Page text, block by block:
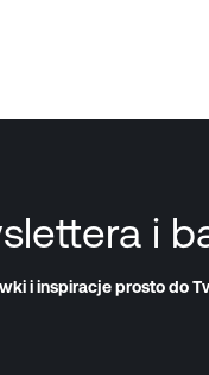
i
i inspiracje prosto do